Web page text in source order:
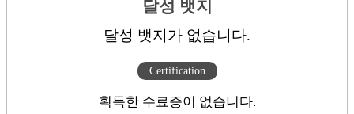
달성 뱃지
달성 뱃지가 없습니다.
Certification
획득한 수료증이 없습니다.